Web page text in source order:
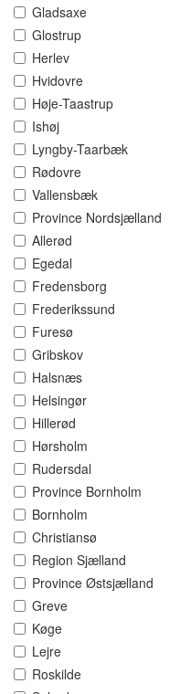
Gladsaxe
Glostrup
Herlev
Hvidovre
Høje-Taastrup
Ishøj
Lyngby-Taarbæk
Rødovre
Vallensbæk
Province Nordsjælland
Allerød
Egedal
Fredensborg
Frederikssund
Furesø
Gribskov
Halsnæs
Helsingør
Hillerød
Hørsholm
Rudersdal
Province Bornholm
Bornholm
Christiansø
Region Sjælland
Province Østsjælland
Greve
Køge
Lejre
Roskilde